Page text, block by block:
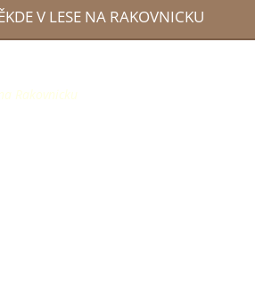
V LESE NA RAKOVNICKU
Rakovnicku